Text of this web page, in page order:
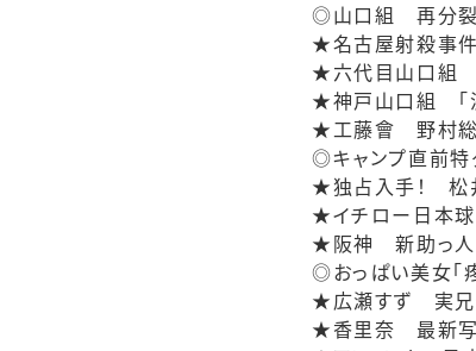
◎山口組 再分裂
★名古屋射殺事
★六代目山口組
★神戸山口組 「
★工藤會 野村
◎キャンプ直前
★独占入手！ 松
★イチロー日本
★阪神 新助っ人
◎おっぱい美女「
★広瀬すず 実兄
★香里奈 最新写